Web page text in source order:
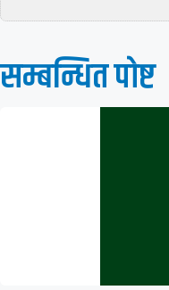
सम्बन्धित पाेष्ट